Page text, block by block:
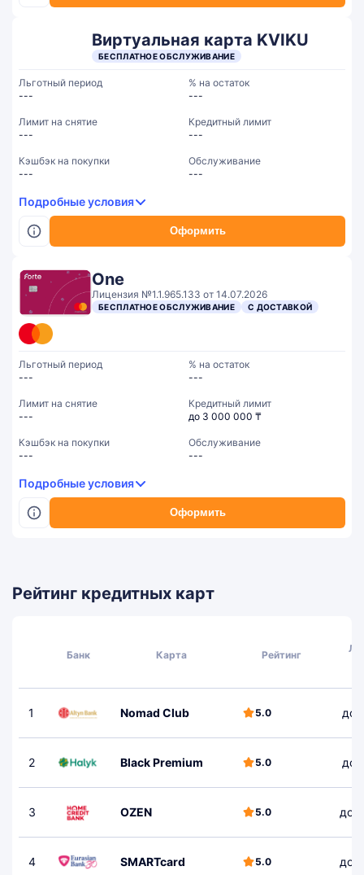
Виртуальная карта KVIKU
БЕСПЛАТНОЕ ОБСЛУЖИВАНИЕ
Оформить
Льготный период
---
% на остаток
---
Лимит на снятие
---
Кредитный лимит
---
Кэшбэк на покупки
---
Обслуживание
---
Подробные условия
One
Лицензия №1.1.965.133 от 14.07.2026
БЕСПЛАТНОЕ ОБСЛУЖИВАНИЕ С ДОСТАВКОЙ
Оформить
Льготный период
---
% на остаток
---
Лимит на снятие
---
Кредитный лимит
до 3 000 000 ₸
Кэшбэк на покупки
---
Обслуживание
---
Подробные условия
Рейтинг кредитных карт
Банк Карта Рейтинг
1 Nomad Club 5.0 до
2 Black Premium 5.0 до
3 OZEN 5.0 до
4 SMARTcard 5.0 до